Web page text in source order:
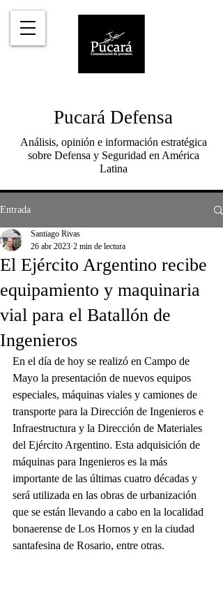
Pucará Defensa
Análisis, opinión e información estratégica
sobre Defensa y Seguridad en América
Latina
Entrada
El Ejército Argentino recibe
equipamiento y maquinaria
vial para el Batallón de
Ingenieros
Santiago Rivas
26 abr 2023 2 min de lectura
En el día de hoy se realizó en Campo de
Mayo la presentación de nuevos equipos
especiales, máquinas viales y camiones de
transporte para la Dirección de Ingenieros e
Infraestructura y la Dirección de Materiales
del Ejército Argentino. Esta adquisición de
máquinas para Ingenieros es la más
importante de las últimas cuatro décadas y
será utilizada en las obras de urbanización
que se están llevando a cabo en la localidad
bonaerense de Los Hornos y en la ciudad
santafesina de Rosario, entre otras.